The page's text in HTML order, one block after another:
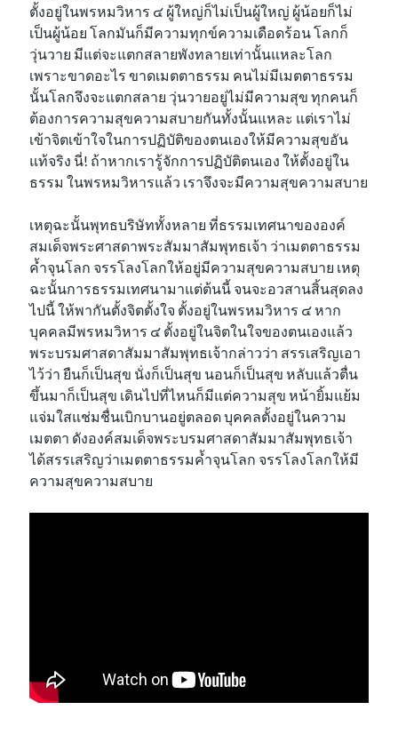
ตั้งอยู่ในพรหมวิหาร ๔ ผู้ใหญ่ก็ไม่เป็นผู้ใหญ่ ผู้น้อยก็ไม่
เป็นผู้น้อย โลกมันก็มีความทุกข์ความเดือดร้อน โลกก็
วุ่นวาย มีแต่จะแตกสลายพังทลายเท่านั้นแหละโลก
เพราะขาดอะไร ขาดเมตตาธรรม คนไม่มีเมตตาธรรม
นั้นโลกจึงจะแตกสลาย วุ่นวายอยู่ไม่มีความสุข ทุกคนก็
ต้องการความสุขความสบายกันทั้งนั้นแหละ แต่เราไม่
เข้าจิตเข้าใจในการปฏิบัติของตนเองให้มีความสุขอัน
แท้จริง นี่! ถ้าหากเรารู้จักการปฏิบัติตนเอง ให้ตั้งอยู่ใน
ธรรม ในพรหมวิหารแล้ว เราจึงจะมีความสุขความสบาย
เหตุฉะนั้นพุทธบริษัททั้งหลาย ที่ธรรมเทศนาขององค์
สมเด็จพระศาสดาพระสัมมาสัมพุทธเจ้า ว่าเมตตาธรรม
ค้ำจุนโลก จรรโลงโลกให้อยู่มีความสุขความสบาย เหตุ
ฉะนั้นการธรรมเทศนามาแต่ต้นนี้ จนจะอวสานสิ้นสุดลง
ไปนี้ ให้พากันตั้งจิตตั้งใจ ตั้งอยู่ในพรหมวิหาร ๔ หาก
บุคคลมีพรหมวิหาร ๔ ตั้งอยู่ในจิตในใจของตนเองแล้ว
พระบรมศาสดาสัมมาสัมพุทธเจ้ากล่าวว่า สรรเสริญเอา
ไว้ว่า ยืนก็เป็นสุข นั่งก็เป็นสุข นอนก็เป็นสุข หลับแล้วตื่น
ขึ้นมาก็เป็นสุข เดินไปที่ไหนก็มีแต่ความสุข หน้ายิ้มแย้ม
แจ่มใสแช่มชื่นเบิกบานอยู่ตลอด บุคคลตั้งอยู่ในความ
เมตตา ดังองค์สมเด็จพระบรมศาสดาสัมมาสัมพุทธเจ้า
ได้สรรเสริญว่าเมตตาธรรมค้ำจุนโลก จรรโลงโลกให้มี
ความสุขความสบาย